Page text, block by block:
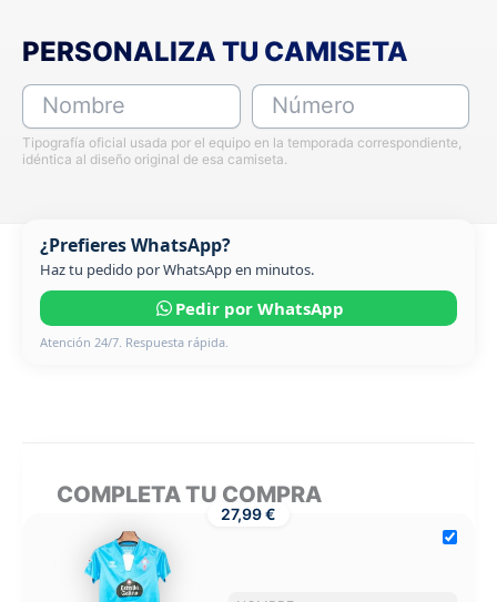
PERSONALIZA TU CAMISETA
Nombre Número
Tipografía oficial usada por el equipo en la temporada correspondiente,
idéntica al diseño original de esa camiseta.
¿Prefieres WhatsApp?
Haz tu pedido por WhatsApp en minutos.
Pedir por WhatsApp
Atención 24/7. Respuesta rápida.
COMPLETA TU COMPRA
27,99 €